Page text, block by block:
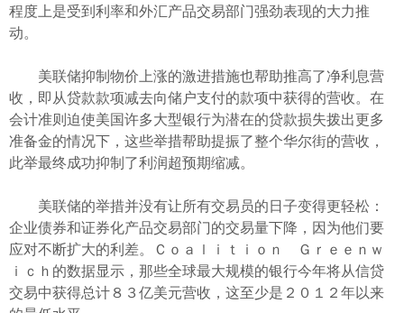
程度上是受到利率和外汇产品交易部门强劲表现的大力推
动。
美联储抑制物价上涨的激进措施也帮助推高了净利息营
收，即从贷款款项减去向储户支付的款项中获得的营收。在
会计准则迫使美国许多大型银行为潜在的贷款损失拨出更多
准备金的情况下，这些举措帮助提振了整个华尔街的营收，
此举最终成功抑制了利润超预期缩减。
美联储的举措并没有让所有交易员的日子变得更轻松：
企业债券和证券化产品交易部门的交易量下降，因为他们要
应对不断扩大的利差。Ｃｏａｌｉｔｉｏｎ Ｇｒｅｅｎｗ
ｉｃｈ的数据显示，那些全球最大规模的银行今年将从信贷
交易中获得总计８３亿美元营收，这至少是２０１２年以来